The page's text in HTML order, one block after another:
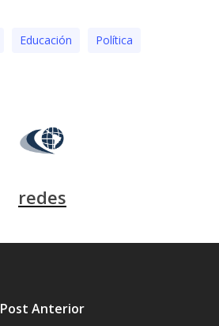
Educación Polí­tica
redes
Post Anterior